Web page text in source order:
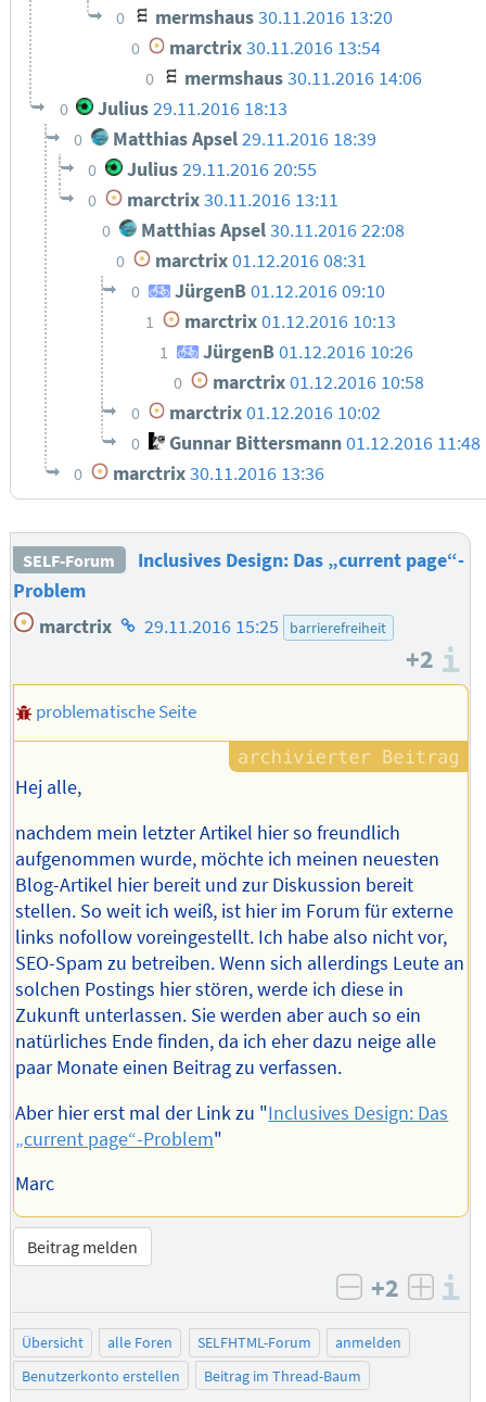
0 mermshaus30.11.2016 13:20
0 marctrix30.11.2016 13:54
0 mermshaus 30.11.2016 14:06
0 Julius29.11.2016 18:13
0 Matthias Apsel 29.11.2016 18:39
0 Julius29.11.2016 20:55
0 marctrix30.11.2016 13:11
0 Matthias Apsel30.11.2016 22:08
0 marctrix01.12.2016 08:31
0 JürgenB 01.12.2016 09:10
1 marctrix 01.12.2016 10:13
1 JürgenB01.12.2016 10:26
0 marctrix01.12.2016 10:58
0 marctrix01.12.2016 10:02
0 Gunnar Bittersmann01.12.2016 11:48
0 marctrix 30.11.2016 13:36
SELF-Forum
Inclusives Design: Das „current page“-
Problem
marctrix Homepage
Autors
29.11.2016 15:25 barrierefreiheit
+2
problematische Seite
Hej alle,
nachdem mein letzter Artikel hier so freundlich
aufgenommen wurde, möchte ich meinen neuesten
Blog-Artikel hier bereit und zur Diskussion bereit
stellen. So weit ich weiß, ist hier im Forum für externe
links nofollow voreingestellt. Ich habe also nicht vor,
SEO-Spam zu betreiben. Wenn sich allerdings Leute an
solchen Postings hier stören, werde ich diese in
Zukunft unterlassen. Sie werden aber auch so ein
natürliches Ende finden, da ich eher dazu neige alle
paar Monate einen Beitrag zu verfassen.
Aber hier erst mal der Link zu "Inclusives Design: Das
„current page“-Problem"
Marc
Beitrag melden
negativ
+2
Übersicht alle Foren SELFHTML-Forum
anmelden
Benutzerkonto erstellen
Beitrag im Thread-Baum